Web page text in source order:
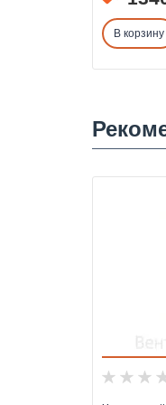
В корзину